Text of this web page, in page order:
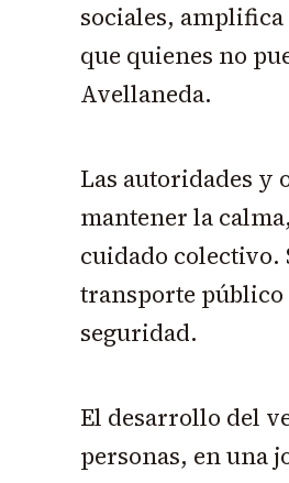
sociales,
que quienes no
Avellaneda.
Las autoridades y
mantener la
cuidado
transporte público
seguridad.
El desarrollo del
personas, en una